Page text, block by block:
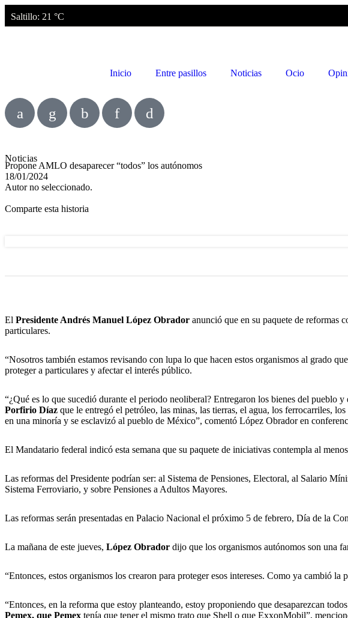
Saltillo: 21 °C
Inicio Entre pasillos Noticias Ocio
Noticias
Propone AMLO desaparecer “todos” los autónomos
18/01/2024
Autor no seleccionado.
Comparte esta historia
El Presidente Andrés Manuel López Obrador anunció que en su paquete de reformas
particulares.
“Nosotros también estamos revisando con lupa lo que hacen estos organismos al grado
proteger a particulares y afectar el interés público.
“¿Qué es lo que sucedió durante el periodo neoliberal? Entregaron los bienes del
Porfirio Díaz que le entregó el petróleo, las minas, las tierras, el agua, los ferrocarriles,
en una minoría y se esclavizó al pueblo de México”, comentó López Obrador en
El Mandatario federal indicó esta semana que su paquete de iniciativas contempla al
Las reformas del Presidente podrían ser: al Sistema de Pensiones, Electoral, al Salario
Sistema Ferroviario, y sobre Pensiones a Adultos Mayores.
Las reformas serán presentadas en Palacio Nacional el próximo 5 de febrero, Día de la
La mañana de este jueves, López Obrador dijo que los organismos autónomos son una
“Entonces, estos organismos los crearon para proteger esos intereses. Como ya cambió
“Entonces, en la reforma que estoy planteando, estoy proponiendo que desaparezcan
Pemex, que Pemex tenía que tener el mismo trato que Shell o que ExxonMobil”,